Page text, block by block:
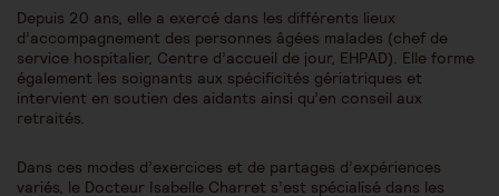
Depuis 20 ans, elle a exercé dans les différents lieux
d’accompagnement des personnes âgées malades (chef de
service hospitalier, Centre d’accueil de jour, EHPAD). Elle forme
également les soignants aux spécificités gériatriques et
intervient en soutien des aidants ainsi qu’en conseil aux
retraités.
Dans ces modes d’exercices et de partages d’expériences
variés, le Docteur Isabelle Charret s’est spécialisé dans les